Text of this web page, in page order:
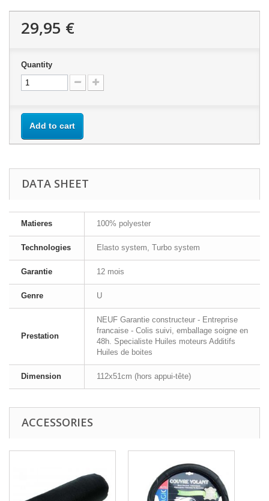
29,95 €
Quantity
Add to cart
DATA SHEET
Matieres 100% polyester
Technologies Elasto system, Turbo system
Garantie 12 mois
Genre U
Prestation
NEUF Garantie constructeur - Entreprise
francaise - Colis suivi, emballage soigne en
48h. Specialiste Huiles moteurs Additifs
Huiles de boites
Dimension 112x51cm (hors appui-tête)
ACCESSORIES